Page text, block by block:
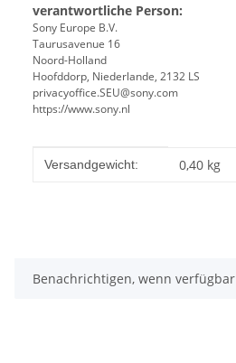
verantwortliche Person:
Sony Europe B.V.
Taurusavenue 16
Noord-Holland
Hoofddorp, Niederlande, 2132 LS
privacyoffice.SEU@sony.com
https://www.sony.nl
Produkteigenschaft
Wert
Versandgewicht: 0,40 kg
Benachrichtigen, wenn verfügbar